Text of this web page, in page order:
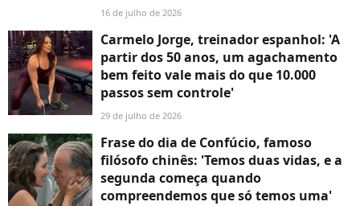
16 de julho de 2026
Carmelo Jorge, treinador espanhol: 'A
partir dos 50 anos, um agachamento
bem feito vale mais do que 10.000
passos sem controle'
29 de julho de 2026
Frase do dia de Confúcio, famoso
filósofo chinês: 'Temos duas vidas, e a
segunda começa quando
compreendemos que só temos uma'